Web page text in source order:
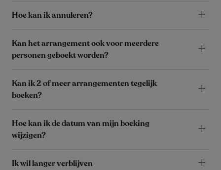
Hoe kan ik annuleren?
Kan het arrangement ook voor meerdere
personen geboekt worden?
Kan ik 2 of meer arrangementen tegelijk
boeken?
Hoe kan ik de datum van mijn boeking
wijzigen?
Ik wil langer verblijven